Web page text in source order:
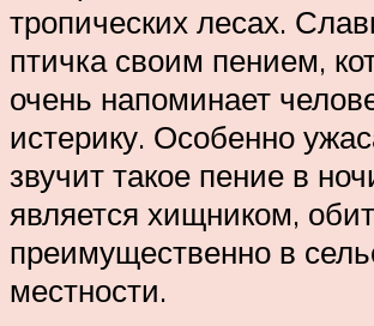
тропических лесах.
птичка своим пением,
очень напоминает
истерику. Особенно
звучит такое пение в
является хищником,
преимущественно в
местности.